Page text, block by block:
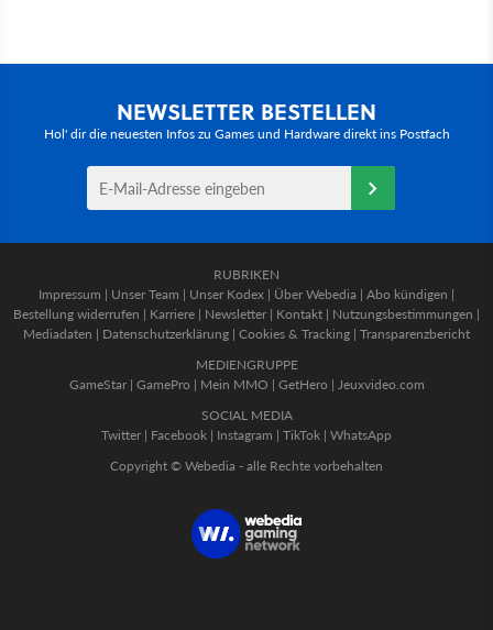
NEWSLETTER BESTELLEN
Hol' dir die neuesten Infos zu Games und Hardware direkt ins Postfach
RUBRIKEN
Impressum | Unser Team | Unser Kodex | Über Webedia | Abo kündigen |
Bestellung widerrufen | Karriere | Newsletter | Kontakt | Nutzungsbestimmungen |
Mediadaten | Datenschutzerklärung | Cookies & Tracking | Transparenzbericht
MEDIENGRUPPE
GameStar| GamePro | Mein MMO | GetHero | Jeuxvideo.com
SOCIAL MEDIA
Twitter | Facebook | Instagram | TikTok | WhatsApp
Copyright © Webedia - alle Rechte vorbehalten